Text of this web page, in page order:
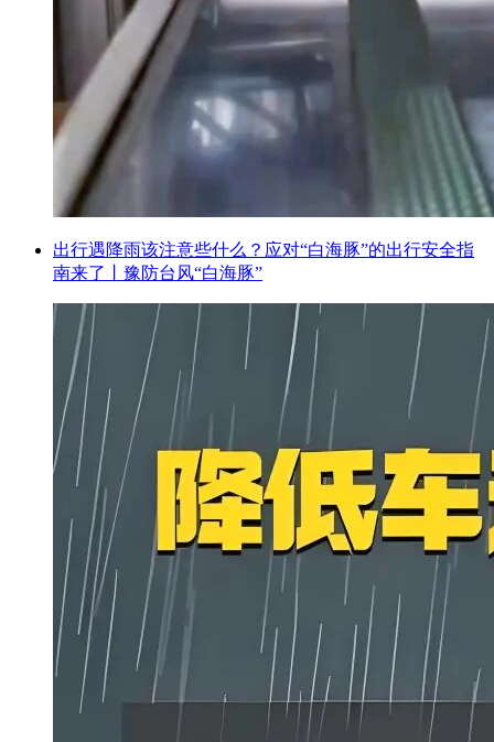
出行遇降雨该注意些什么？应对“白海豚”的出行安全指
南来了丨豫防台风“白海豚”